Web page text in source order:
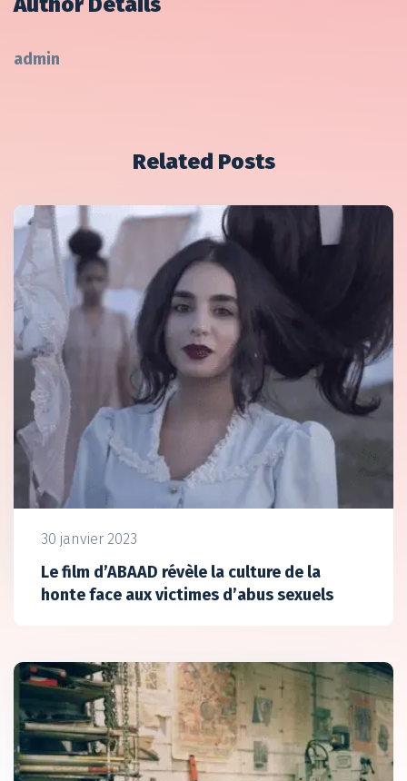
admin
Related Posts
30 janvier 2023
Le film d’ABAAD révèle la culture de la
honte face aux victimes d’abus sexuels